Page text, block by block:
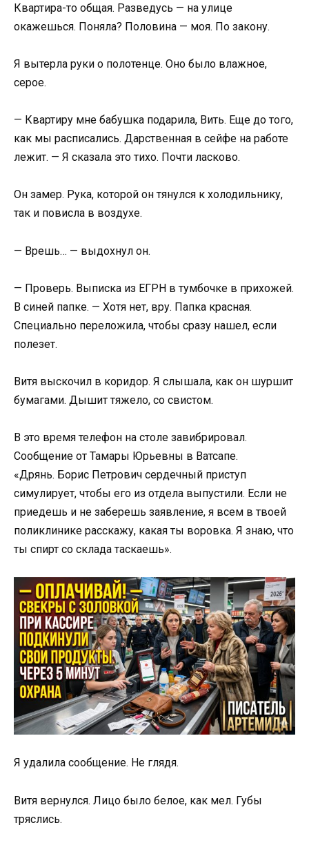
Квартира-то общая. Разведусь — на улице
окажешься. Поняла? Половина — моя. По закону.
Я вытерла руки о полотенце. Оно было влажное,
серое.
— Квартиру мне бабушка подарила, Вить. Еще до того,
как мы расписались. Дарственная в сейфе на работе
лежит. — Я сказала это тихо. Почти ласково.
Он замер. Рука, которой он тянулся к холодильнику,
так и повисла в воздухе.
— Врешь… — выдохнул он.
— Проверь. Выписка из ЕГРН в тумбочке в прихожей.
В синей папке. — Хотя нет, вру. Папка красная.
Специально переложила, чтобы сразу нашел, если
полезет.
Витя выскочил в коридор. Я слышала, как он шуршит
бумагами. Дышит тяжело, со свистом.
В это время телефон на столе завибрировал.
Сообщение от Тамары Юрьевны в Ватсапе.
«Дрянь. Борис Петрович сердечный приступ
симулирует, чтобы его из отдела выпустили. Если не
приедешь и не заберешь заявление, я всем в твоей
поликлинике расскажу, какая ты воровка. Я знаю, что
ты спирт со склада таскаешь».
Я удалила сообщение. Не глядя.
Витя вернулся. Лицо было белое, как мел. Губы
тряслись.